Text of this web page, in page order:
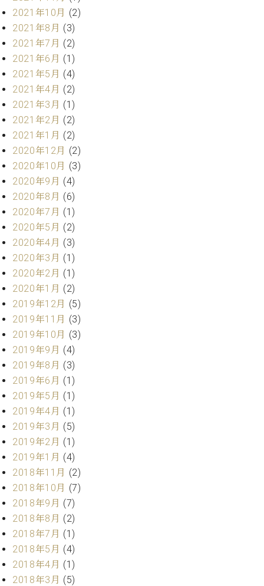
ブ
ロ
グ
ク
セ
ス
お
問
い
わ
せ
ー
テ
ィ
ス
ト
カ
ス
タ
マ
ー
サ
ー
ス
(
調
律
)
ア
フ
タ
ー
ー
ビ
ス
(調
律)
2021年10月 (2)
2021年8月 (3)
2021年7月 (2)
2021年6月 (1)
2021年5月 (4)
2021年4月 (2)
2021年3月 (1)
2021年2月 (2)
2021年1月 (2)
2020年12月 (2)
2020年10月 (3)
2020年9月 (4)
2020年8月 (6)
2020年7月 (1)
2020年5月 (2)
2020年4月 (3)
2020年3月 (1)
2020年2月 (1)
2020年1月 (2)
2019年12月 (5)
2019年11月 (3)
2019年10月 (3)
2019年9月 (4)
2019年8月 (3)
2019年6月 (1)
2019年5月 (1)
2019年4月 (1)
2019年3月 (5)
2019年2月 (1)
2019年1月 (4)
2018年11月 (2)
2018年10月 (7)
2018年9月 (7)
2018年8月 (2)
2018年7月 (1)
2018年5月 (4)
2018年4月 (1)
2018年3月 (5)